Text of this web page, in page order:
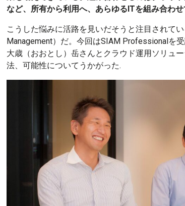
など、所有から利用へ、あらゆるITを組み合わ
こうした悩みに活路を見いだそうと注目されて
Management）だ。今回はSIAM Professionalを
大歳（おおとし）岳さんとクラウド運用ソリュ
法、可能性についてうかがった.